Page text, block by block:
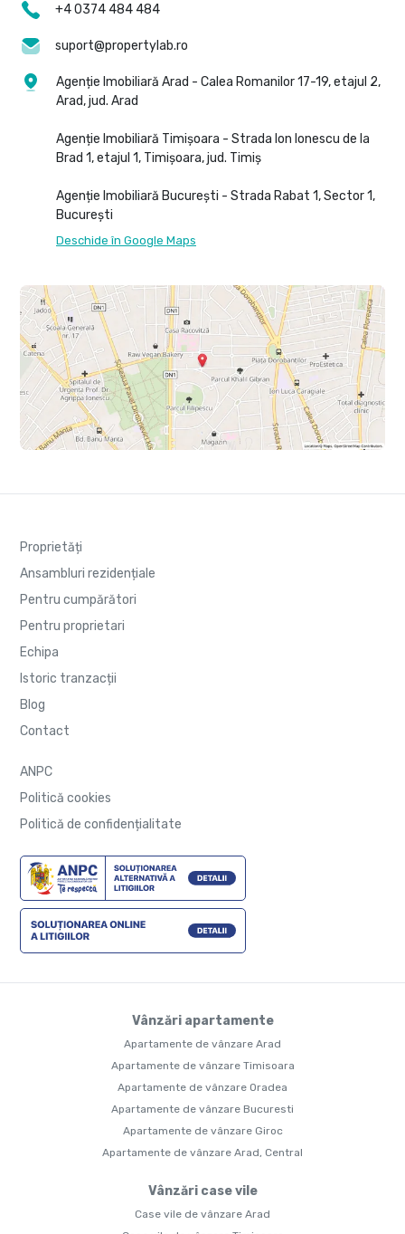
+4 0374 484 484
suport@propertylab.ro
Agenție Imobiliară Arad - Calea Romanilor 17-19, etajul 2,
Arad, jud. Arad
Agenție Imobiliară Timișoara - Strada Ion Ionescu de la
Brad 1, etajul 1, Timișoara, jud. Timiș
Agenție Imobiliară București - Strada Rabat 1, Sector 1,
București
Deschide în Google Maps
Proprietăți
Ansambluri rezidențiale
Pentru cumpărători
Pentru proprietari
Echipa
Istoric tranzacții
Blog
Contact
ANPC
Politică cookies
Politică de confidențialitate
Vânzări apartamente
Apartamente de vânzare Arad
Apartamente de vânzare Timisoara
Apartamente de vânzare Oradea
Apartamente de vânzare Bucuresti
Apartamente de vânzare Giroc
Apartamente de vânzare Arad, Central
Vânzări case vile
Case vile de vânzare Arad